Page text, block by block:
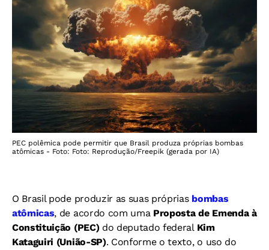
PEC polêmica pode permitir que Brasil produza próprias bombas
atômicas - Foto: Foto: Reprodução/Freepik (gerada por IA)
O Brasil pode produzir as suas próprias bombas
atômicas, de acordo com uma Proposta de Emenda à
Constituição (PEC)do deputado federal Kim
Kataguiri (União-SP). Conforme o texto, o uso do